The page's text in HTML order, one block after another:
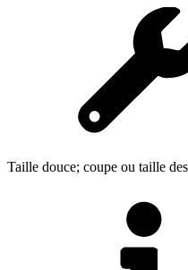
Taille douce; coupe ou taille